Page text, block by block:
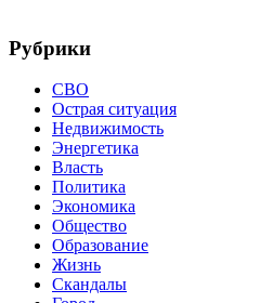
Рубрики
СВО
Острая ситуация
Недвижимость
Энергетика
Власть
Политика
Экономика
Общество
Образование
Жизнь
Скандалы